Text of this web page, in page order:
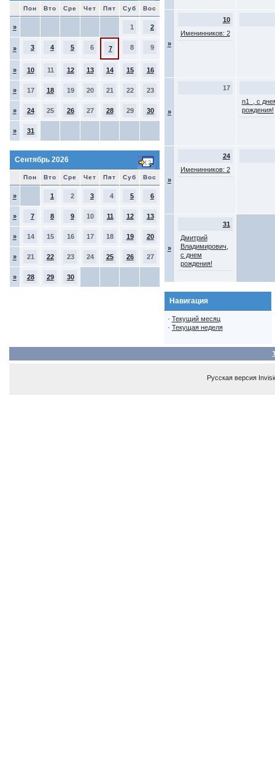
Пон Вто Сре Чет Пят Суб Вос
» 1 2
» 3 4 5 6 7 8 9
» 10 11 12 13 14 15 16
» 17 18 19 20 21 22 23
» 24 25 26 27 28 29 30
» 31
Сентябрь 2026
Пон Вто Сре Чет Пят Суб Вос
» 1 2 3 4 5 6
» 7 8 9 10 11 12 13
» 14 15 16 17 18 19 20
» 21 22 23 24 25 26 27
» 28 29 30
»
10
Именинников: 2
»
17
n1_, с
рождения!
»
24
Именинников: 2
»
31
Дмитрий
Владимирович,
с днем
рождения!
Навигация
· Текущий месяц
· Текущая неделя
Русская версия